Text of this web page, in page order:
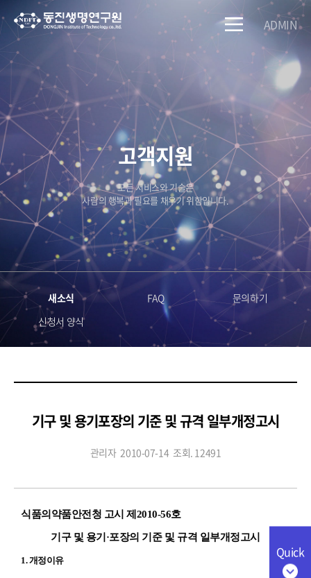
ADMIN
Quick
고객지원
모든 서비스와 기술은
사람의 행복과 필요를 채우기 위함입니다.
새소식 FAQ
문의하기
신청서 양식
기구 및 용기포장의 기준 및 규격 일부개정고시
관리자 2010-07-14 조회. 12491
식품의약품안전청 고시 제2010-56호
기구 및 용기·포장의 기준 및 규격 일부개정고시
1. 개정이유